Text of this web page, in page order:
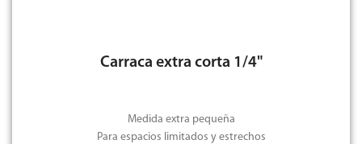
Carraca extra corta 1/4"
Medida extra pequeña
Para espacios limitados y estrechos